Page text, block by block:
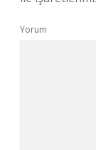
Yorum